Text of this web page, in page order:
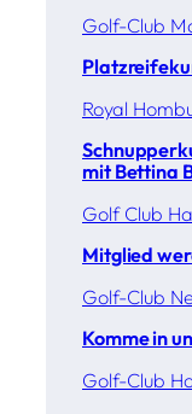
Golf-Club
Royal
mit Bettina
Golf Club
Mitglied
Golf-Club
Komme in
Golf-Club